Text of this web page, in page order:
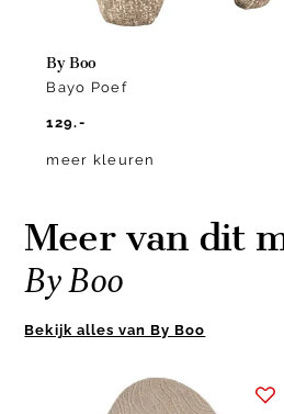
By Boo
Bayo Poef
129.-
meer kleuren
Meer van dit
By Boo
Bekijk alles van By Boo